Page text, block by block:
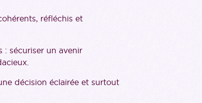
réfléchis et
: sécuriser un avenir
décision éclairée et surtout